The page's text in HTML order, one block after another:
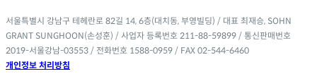
서울특별시 강남구 테헤란로 82길 14, 6층(대치동, 부영빌딩) / 대표 최재승, SOHN
GRANT SUNGHOON(손성훈) / 사업자 등록번호 211-88-59899 / 통신판매번호
2019-서울강남-03553 / 전화번호 1588-0959 / FAX 02-544-6460
개인정보 처리방침